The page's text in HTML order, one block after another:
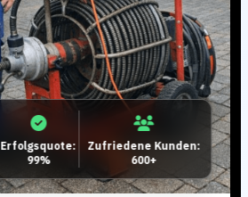
Erfolgsquote:
99%
Zufriedene Kunden:
600+